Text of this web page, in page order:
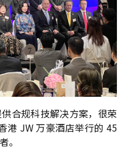
合规科技解决方案，很荣
港 JW 万豪酒店举行的 45
。